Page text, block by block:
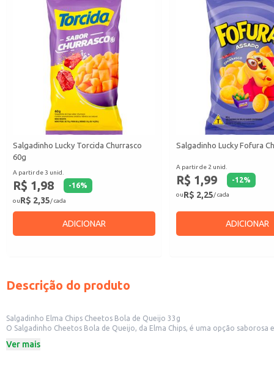
Salgadinho Lucky Torcida Churrasco
60g
A partir de 3 unid.
R$ 1,98 -16%
ouR$ 2,35/ cada
ADICIONAR
Salgadinho Lucky Fofura
A partir de 2 unid.
R$ 1,99 -12%
ouR$ 2,25/ cada
ADICIONAR
Descrição do produto
Salgadinho Elma Chips Cheetos Bola de Queijo 33g
O Salgadinho Cheetos Bola de Queijo, da Elma Chips, é uma opção
Revenda em pequenos comércios, como mercados e lanchonetes.
Ver mais